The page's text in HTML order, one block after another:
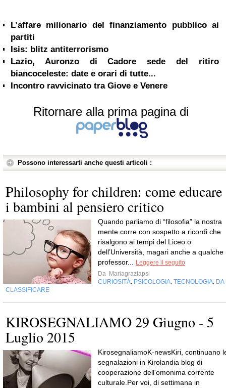
L’affare milionario del finanziamento pubblico ai
partiti
Isis: blitz antiterrorismo
Lazio, Auronzo di Cadore sede del ritiro
biancoceleste: date e orari di tutte...
Incontro ravvicinato tra Giove e Venere
Ritornare alla prima pagina di
Possono interessarti anche questi articoli :
Philosophy for children: come educare
i bambini al pensiero critico
Quando parliamo di “filosofia” la nostra
mente corre con sospetto a ricordi che
risalgono ai tempi del Liceo o
dell’Università, magari anche a qualche
professor...
Leggere il seguito
Da Mariagraziapsi
CURIOSITÀ PSICOLOGIA TECNOLOGIA DA
CLASSIFICARE
KIROSEGNALIAMO 29 Giugno - 5
Luglio 2015
KirosegnaliamoK-newsKiri, continuano
segnalazioni in Kirolandia blog di
cooperazione dell'omonima corrente
culturale.Per voi, di settimana in